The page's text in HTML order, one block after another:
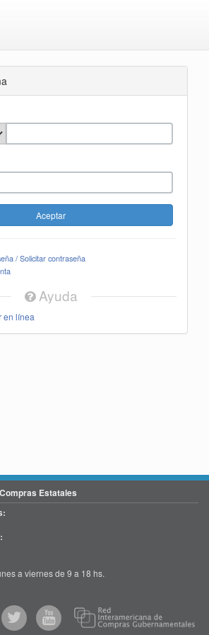
/ Solicitar contraseña
Ayuda
en línea
Estatales
a viernes de 9 a 18 hs.
@comprasgubuy
ACCE